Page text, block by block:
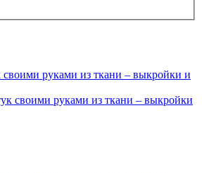
руками из ткани – выкройки и